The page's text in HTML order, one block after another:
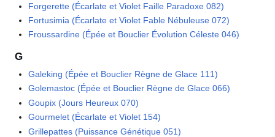
Forgerette (Écarlate et Violet Faille Paradoxe 082)
Fortusimia (Écarlate et Violet Fable Nébuleuse 072)
Froussardine (Épée et Bouclier Évolution Céleste 046)
G
Galeking (Épée et Bouclier Règne de Glace 111)
Golemastoc (Épée et Bouclier Règne de Glace 066)
Goupix (Jours Heureux 070)
Gourmelet (Écarlate et Violet 154)
Grillepattes (Puissance Génétique 051)